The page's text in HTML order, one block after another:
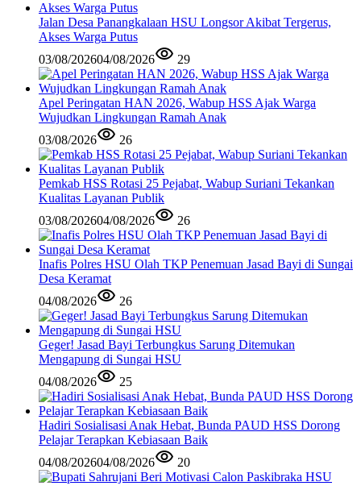
Jalan Desa Panangkalaan HSU Longsor Akibat Tergerus,
Akses Warga Putus
03/08/202604/08/2026 29
Apel Peringatan HAN 2026, Wabup HSS Ajak Warga
Wujudkan Lingkungan Ramah Anak
03/08/2026
26
Pemkab HSS Rotasi 25 Pejabat, Wabup Suriani Tekankan
Kualitas Layanan Publik
03/08/202604/08/2026 26
Inafis Polres HSU Olah TKP Penemuan Jasad Bayi di Sungai
Desa Keramat
04/08/2026
26
Geger! Jasad Bayi Terbungkus Sarung Ditemukan
Mengapung di Sungai HSU
04/08/2026
25
Hadiri Sosialisasi Anak Hebat, Bunda PAUD HSS Dorong
Pelajar Terapkan Kebiasaan Baik
04/08/202604/08/2026 20